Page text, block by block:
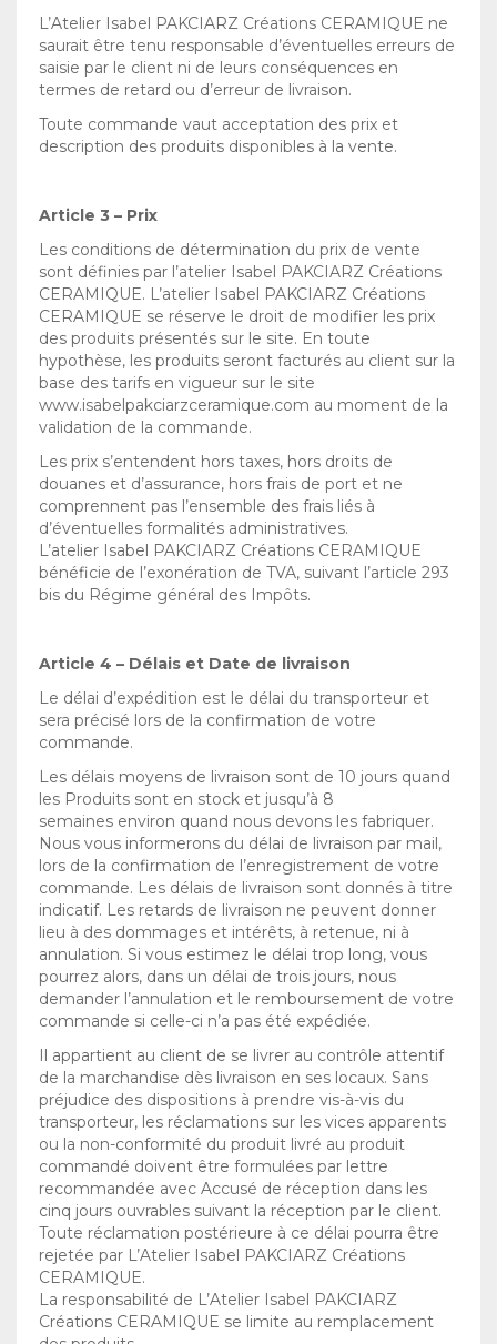
L’Atelier Isabel PAKCIARZ Créations CERAMIQUE ne
saurait être tenu responsable d’éventuelles erreurs de
saisie par le client ni de leurs conséquences en
termes de retard ou d’erreur de livraison.
Toute commande vaut acceptation des prix et
description des produits disponibles à la vente.
Article 3 – Prix
Les conditions de détermination du prix de vente
sont définies par l’atelier Isabel PAKCIARZ Créations
CERAMIQUE. L’atelier Isabel PAKCIARZ Créations
CERAMIQUE se réserve le droit de modifier les prix
des produits présentés sur le site. En toute
hypothèse, les produits seront facturés au client sur la
base des tarifs en vigueur sur le site
www.isabelpakciarzceramique.com au moment de la
validation de la commande.
Les prix s’entendent hors taxes, hors droits de
douanes et d’assurance, hors frais de port et ne
comprennent pas l’ensemble des frais liés à
d’éventuelles formalités administratives.
L’atelier Isabel PAKCIARZ Créations CERAMIQUE
bénéficie de l’exonération de TVA, suivant l’article 293
bis du Régime général des Impôts.
Article 4 – Délais et Date de livraison
Le délai d’expédition est le délai du transporteur et
sera précisé lors de la confirmation de votre
commande.
Les délais moyens de livraison sont de 10 jours quand
les Produits sont en stock et jusqu’à 8
semaines environ quand nous devons les fabriquer.
Nous vous informerons du délai de livraison par mail,
lors de la confirmation de l’enregistrement de votre
commande. Les délais de livraison sont donnés à titre
indicatif. Les retards de livraison ne peuvent donner
lieu à des dommages et intérêts, à retenue, ni à
annulation. Si vous estimez le délai trop long, vous
pourrez alors, dans un délai de trois jours, nous
demander l’annulation et le remboursement de votre
commande si celle-ci n’a pas été expédiée.
Il appartient au client de se livrer au contrôle attentif
de la marchandise dès livraison en ses locaux. Sans
préjudice des dispositions à prendre vis-à-vis du
transporteur, les réclamations sur les vices apparents
ou la non-conformité du produit livré au produit
commandé doivent être formulées par lettre
recommandée avec Accusé de réception dans les
cinq jours ouvrables suivant la réception par le client.
Toute réclamation postérieure à ce délai pourra être
rejetée par L’Atelier Isabel PAKCIARZ Créations
CERAMIQUE.
La responsabilité de L’Atelier Isabel PAKCIARZ
Créations CERAMIQUE se limite au remplacement